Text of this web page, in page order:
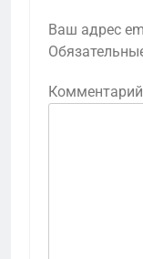
Ваш адрес
Комментарий